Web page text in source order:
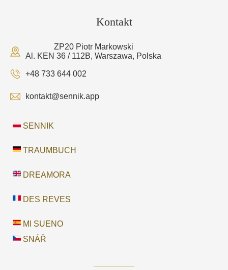
Kontakt
ZP20 Piotr Markowski
Al. KEN 36 / 112B, Warszawa, Polska
+48 733 644 002
kontakt@sennik.app
SENNIK
TRAUMBUCH
DREAMORA
DES REVES
MI SUENO
SNÁŘ